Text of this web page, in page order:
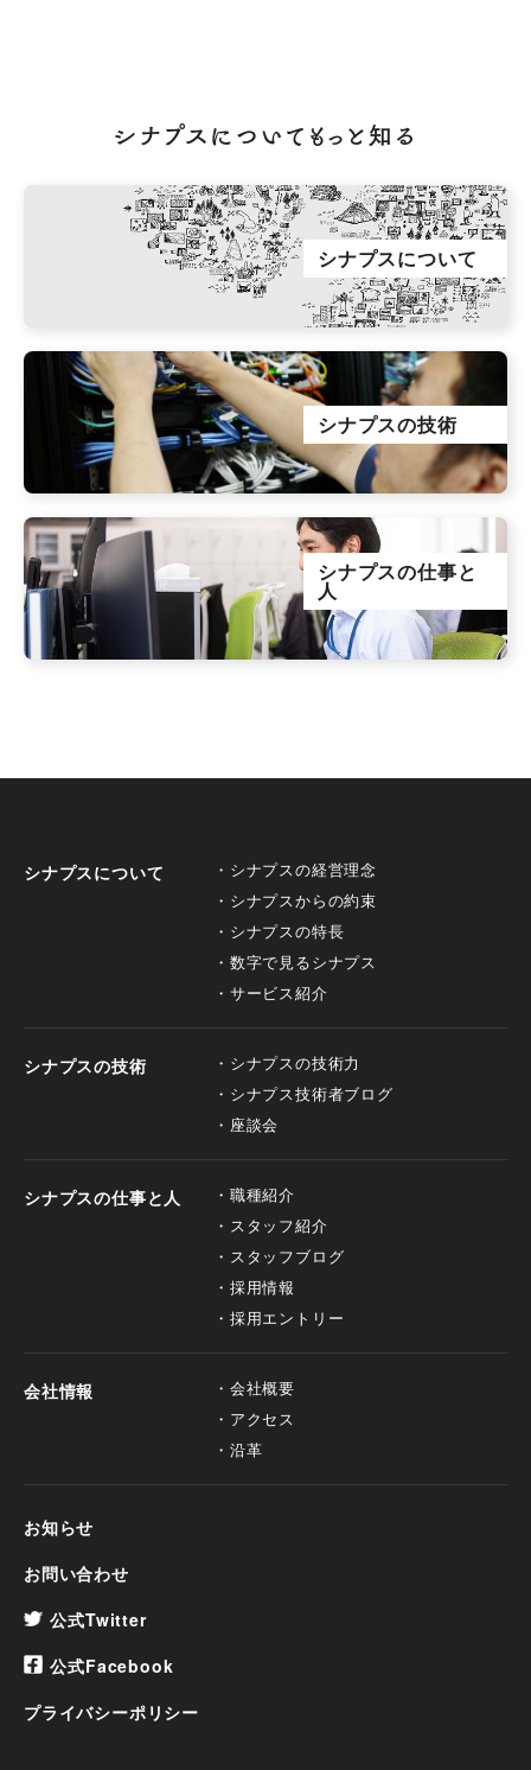
シナプスについてもっと知る
シナプスについて
シナプスの技術
シナプスの仕事と
人
シナプスについて
シナプスの経営理念
シナプスからの約束
シナプスの特長
数字で見るシナプス
サービス紹介
シナプスの技術
シナプスの技術力
シナプス技術者ブログ
座談会
シナプスの仕事と人
職種紹介
スタッフ紹介
スタッフブログ
採用情報
採用エントリー
会社情報
会社概要
アクセス
沿革
お知らせ
お問い合わせ
公式Twitter
公式Facebook
プライバシーポリシー